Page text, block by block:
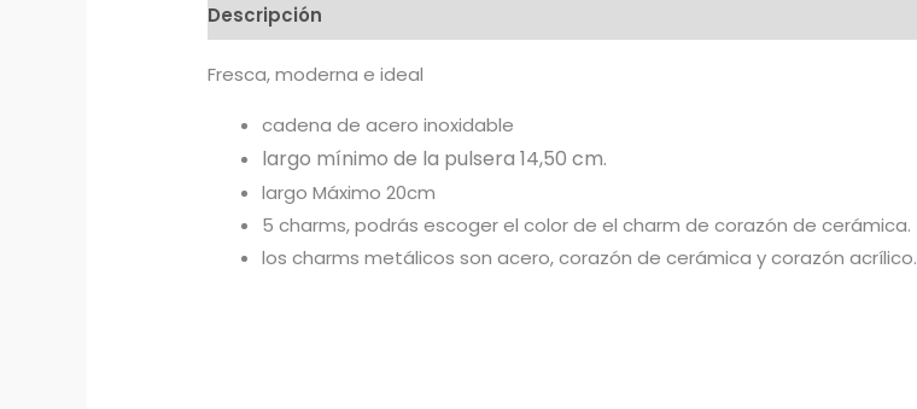
Descripción
Fresca, moderna e ideal
cadena de acero inoxidable
largo mínimo de la pulsera 14,50 cm.
largo Máximo 20cm
5 charms, podrás escoger el color de el charm de corazón de cerámica.
los charms metálicos son acero, corazón de cerámica y corazón acrílico.